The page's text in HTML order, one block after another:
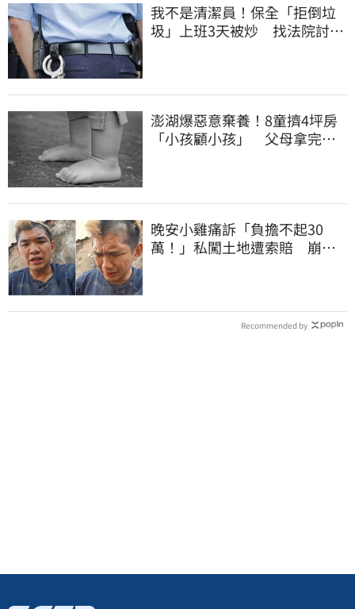
我不是清潔員！保全「拒倒垃
圾」上班3天被炒 找法院討公
澎湖爆惡意棄養！8童擠4坪房
「小孩顧小孩」 父母拿完補
晚安小雞痛訴「負擔不起30
萬！」私闖土地遭索賠 崩
Recommended by